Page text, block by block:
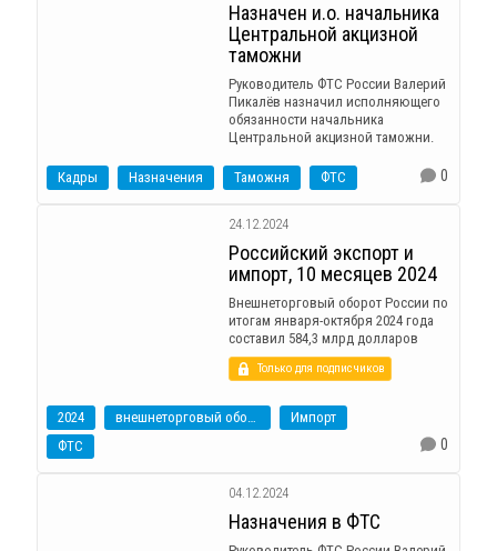
Назначен и.о. начальника
Центральной акцизной
таможни
Руководитель ФТС России Валерий
Пикалёв назначил исполняющего
обязанности начальника
Центральной акцизной таможни.
Кадры Назначения Таможня ФТС 0
24.12.2024
Российский экспорт и
импорт, 10 месяцев 2024
Внешнеторговый оборот России по
итогам января-октября 2024 года
составил 584,3 млрд долларов
Только для подписчиков
2024 внешнеторговый оборот
Импорт
ФТС
0
04.12.2024
Назначения в ФТС